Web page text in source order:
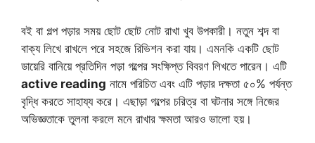
বই বা গল্প পড়ার সময় ছোট ছোট নোট রাখা খুব উপকারী। নতুন শব্দ বা
বাক্য লিখে রাখলে পরে সহজে রিভিশন করা যায়। এমনকি একটি ছোট
ডায়েরি বানিয়ে প্রতিদিন পড়া গল্পের সংক্ষিপ্ত বিবরণ লিখতে পারেন। এটি
active reading নামে পরিচিত এবং এটি পড়ার দক্ষতা ৫০% পর্যন্ত
বৃদ্ধি করতে সাহায্য করে। এছাড়া গল্পের চরিত্র বা ঘটনার সঙ্গে নিজের
অভিজ্ঞতাকে তুলনা করলে মনে রাখার ক্ষমতা আরও ভালো হয়।